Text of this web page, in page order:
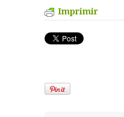
Imprimir